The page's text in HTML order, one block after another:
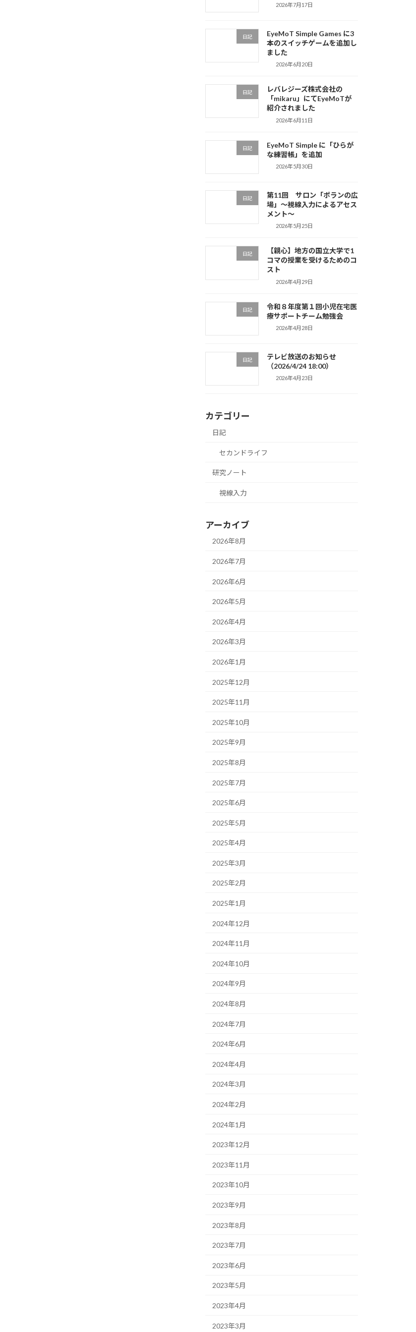
2026年7月17日
日記
EyeMoT Simple Games に3
本のスイッチゲームを追加し
ました
2026年6月20日
日記
レバレジーズ株式会社の
「mikaru」にてEyeMoTが
紹介されました
2026年6月11日
日記
EyeMoT Simple に「ひらが
な練習帳」を追加
2026年5月30日
日記
第11回 サロン「ポランの広
場」〜視線入力によるアセス
メント〜
2026年5月25日
日記
【親心】地方の国立大学で1
コマの授業を受けるためのコ
スト
2026年4月29日
日記
令和８年度第１回小児在宅医
療サポートチーム勉強会
2026年4月28日
日記
テレビ放送のお知らせ
（2026/4/24 18:00）
2026年4月23日
カテゴリー
日記
セカンドライフ
研究ノート
視線入力
アーカイブ
2026年8月
2026年7月
2026年6月
2026年5月
2026年4月
2026年3月
2026年1月
2025年12月
2025年11月
2025年10月
2025年9月
2025年8月
2025年7月
2025年6月
2025年5月
2025年4月
2025年3月
2025年2月
2025年1月
2024年12月
2024年11月
2024年10月
2024年9月
2024年8月
2024年7月
2024年6月
2024年4月
2024年3月
2024年2月
2024年1月
2023年12月
2023年11月
2023年10月
2023年9月
2023年8月
2023年7月
2023年6月
2023年5月
2023年4月
2023年3月